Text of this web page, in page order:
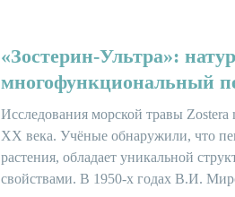
«Зостерин-Ультра»:
многофункциональный
Исследования морской травы Zostera
XX века. Учёные обнаружили, что
растения, обладает уникальной
свойствами. В 1950-х годах В.И.